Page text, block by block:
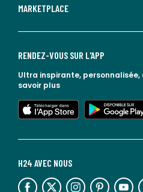
MARKETPLACE
H24 AVEC NOUS
lien vers l'espace réseaux sociaux lien vers l'espace réseaux sociaux lien vers l'espace réseaux sociaux lien vers l'espace réseaux sociaux lien vers l'espace réseaux sociaux
RENDEZ-VOUS SUR L'APP
Ultra inspirante, personnalisée,
savoir plus
lien vers l'app store
lien vers google play